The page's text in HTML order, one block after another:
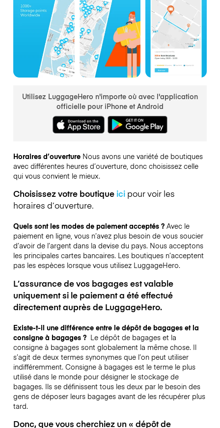
Utilisez LuggageHero n'importe où avec l'application
officielle pour iPhone et Android
Horaires d’ouverture Nous avons une variété de boutiques
avec différentes heures d’ouverture, donc choisissez celle
qui vous convient le mieux.
Choisissez votre boutique icipour voir les
horaires d’ouverture.
Quels sont les modes de paiement acceptés ? Avec le
paiement en ligne, vous n’avez plus besoin de vous soucier
d’avoir de l’argent dans la devise du pays. Nous acceptons
les principales cartes bancaires. Les boutiques n’acceptent
pas les espèces lorsque vous utilisez LuggageHero.
L’assurance de vos bagages est valable
uniquement si le paiement a été effectué
directement auprès de LuggageHero.
Existe-t-il une différence entre le dépôt de bagages et la
consigne à bagages ? Le dépôt de bagages et la
consigne à bagages sont globalement la même chose. Il
s’agit de deux termes synonymes que l’on peut utiliser
indifféremment. Consigne à bagages est le terme le plus
utilisé dans le monde pour désigner le stockage de
bagages. Ils se définissent tous les deux par le besoin des
gens de déposer leurs bagages avant de les récupérer plus
tard.
Donc, que vous cherchiez un « dépôt de